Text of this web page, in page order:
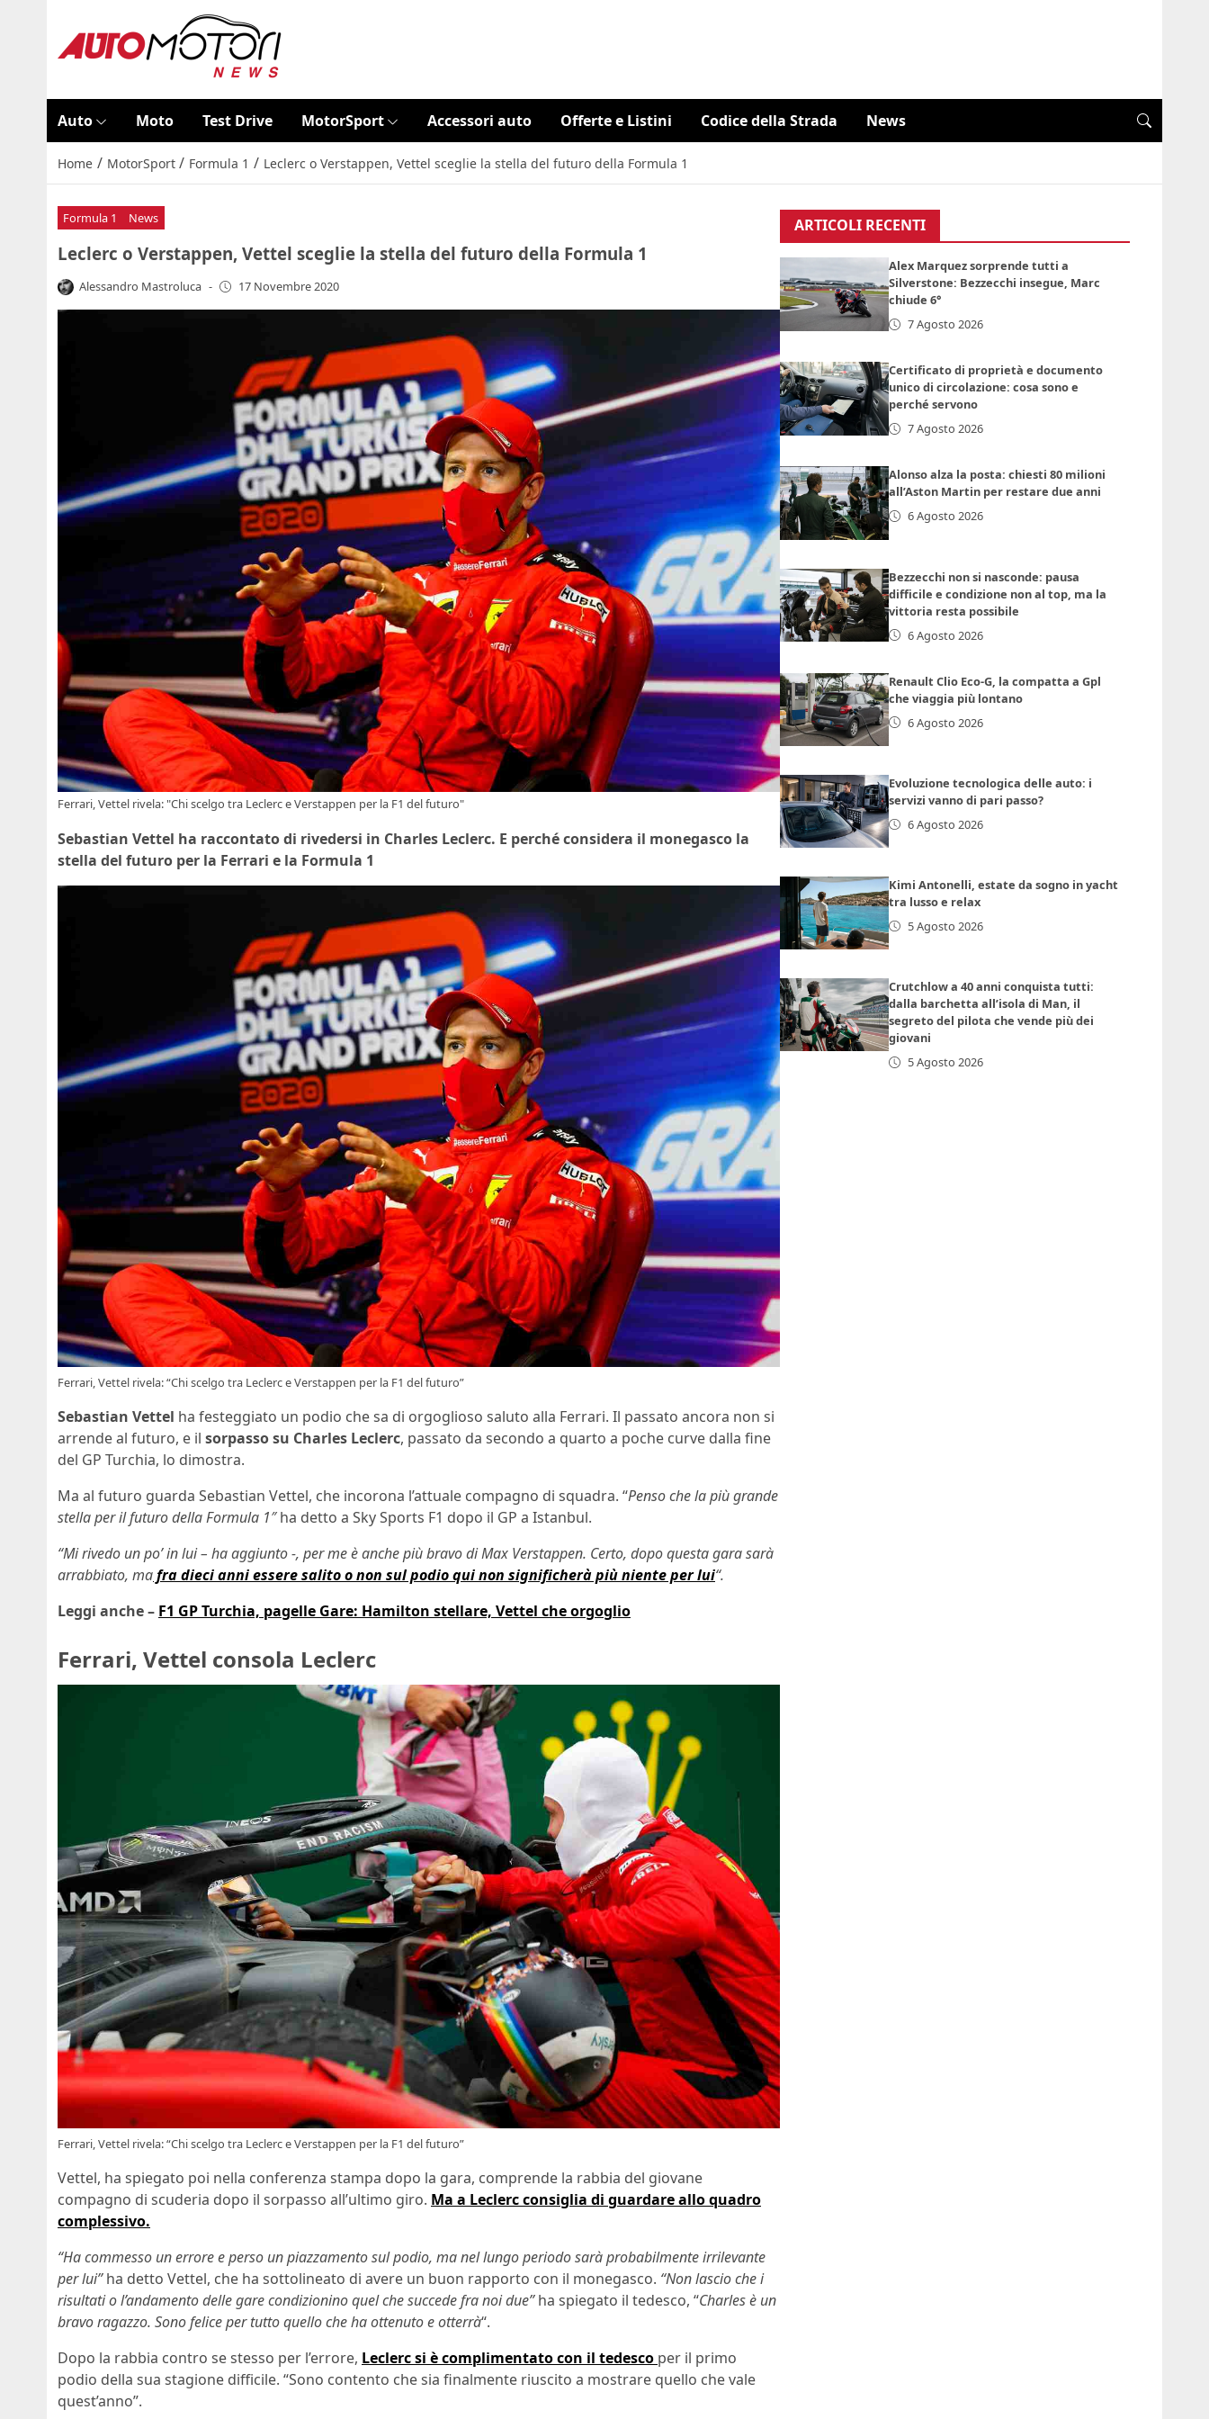
Auto Moto Test Drive MotorSport Accessori auto Offerte e Listini Codice della Strada News
Home / MotorSport / Formula 1 / Leclerc o Verstappen, Vettel sceglie la stella del futuro della Formula 1
Formula 1 News
Leclerc o Verstappen, Vettel sceglie la stella del futuro della Formula 1
Alessandro Mastroluca - 17 Novembre 2020
Ferrari, Vettel rivela: "Chi scelgo tra Leclerc e Verstappen per la F1 del futuro"
Sebastian Vettel ha raccontato di rivedersi in Charles Leclerc. E perché considera il monegasco la
stella del futuro per la Ferrari e la Formula 1
Ferrari, Vettel rivela: “Chi scelgo tra Leclerc e Verstappen per la F1 del futuro”
Sebastian Vettel ha festeggiato un podio che sa di orgoglioso saluto alla Ferrari. Il passato ancora non si
arrende al futuro, e il sorpasso su Charles Leclerc, passato da secondo a quarto a poche curve dalla fine
del GP Turchia, lo dimostra.
Ma al futuro guarda Sebastian Vettel, che incorona l’attuale compagno di squadra. “Penso che la più grande
stella per il futuro della Formula 1″ha detto a Sky Sports F1 dopo il GP a Istanbul.
“Mi rivedo un po’ in lui – ha aggiunto -, per me è anche più bravo di Max Verstappen. Certo, dopo questa gara sarà
arrabbiato, mafra dieci anni essere salito o non sul podio qui non significherà più niente per lui“.
Leggi anche – F1 GP Turchia, pagelle Gare: Hamilton stellare, Vettel che orgoglio
Ferrari, Vettel consola Leclerc
Ferrari, Vettel rivela: “Chi scelgo tra Leclerc e Verstappen per la F1 del futuro”
Vettel, ha spiegato poi nella conferenza stampa dopo la gara, comprende la rabbia del giovane
compagno di scuderia dopo il sorpasso all’ultimo giro. Ma a Leclerc consiglia di guardare allo quadro
complessivo.
“Ha commesso un errore e perso un piazzamento sul podio, ma nel lungo periodo sarà probabilmente irrilevante
per lui”ha detto Vettel, che ha sottolineato di avere un buon rapporto con il monegasco. “Non lascio che i
risultati o l’andamento delle gare condizionino quel che succede fra noi due”ha spiegato il tedesco, “Charles è un
bravo ragazzo. Sono felice per tutto quello che ha ottenuto e otterrà“.
Dopo la rabbia contro se stesso per l’errore, Leclerc si è complimentato con il tedesco per il primo
podio della sua stagione difficile. “Sono contento che sia finalmente riuscito a mostrare quello che vale
quest’anno”.
ARTICOLI RECENTI
Alex Marquez sorprende tutti a
Silverstone: Bezzecchi insegue, Marc
chiude 6°
7 Agosto 2026
Certificato di proprietà e documento
unico di circolazione: cosa sono e
perché servono
7 Agosto 2026
Alonso alza la posta: chiesti 80 milioni
all’Aston Martin per restare due anni
6 Agosto 2026
Bezzecchi non si nasconde: pausa
difficile e condizione non al top, ma la
vittoria resta possibile
6 Agosto 2026
Renault Clio Eco-G, la compatta a Gpl
che viaggia più lontano
6 Agosto 2026
Evoluzione tecnologica delle auto: i
servizi vanno di pari passo?
6 Agosto 2026
Kimi Antonelli, estate da sogno in yacht
tra lusso e relax
5 Agosto 2026
Crutchlow a 40 anni conquista tutti:
dalla barchetta all’isola di Man, il
segreto del pilota che vende più dei
giovani
5 Agosto 2026